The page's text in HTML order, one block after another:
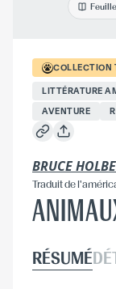
COLLECTION
LITTÉRATURE
AVENTURE
BRUCE
Traduitde
RÉSUMÉ